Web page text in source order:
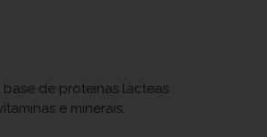
de proteínas lácteas
e minerais.